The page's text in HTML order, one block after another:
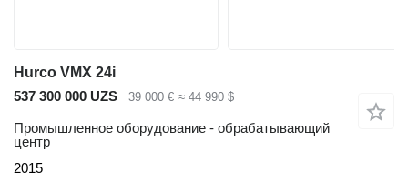
Hurco VMX 24i
537 300 000 UZS
39 000 € ≈ 44 990 $
Промышленное оборудование - обрабатывающий
центр
2015